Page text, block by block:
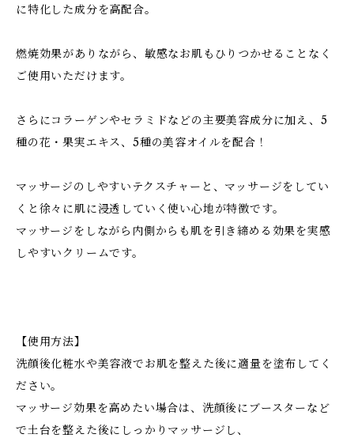
に特化した成分を高配合。
燃焼効果がありながら、敏感なお肌もひりつかせることなく
ご使用いただけます。
さらにコラーゲンやセラミドなどの主要美容成分に加え、5
種の花・果実エキス、5種の美容オイルを配合！
マッサージのしやすいテクスチャーと、マッサージをしてい
くと徐々に肌に浸透していく使い心地が特徴です。
マッサージをしながら内側からも肌を引き締める効果を実感
しやすいクリームです。
【使用方法】
洗顔後化粧水や美容液でお肌を整えた後に適量を塗布してく
ださい。
マッサージ効果を高めたい場合は、洗顔後にブースターなど
で土台を整えた後にしっかりマッサージし、